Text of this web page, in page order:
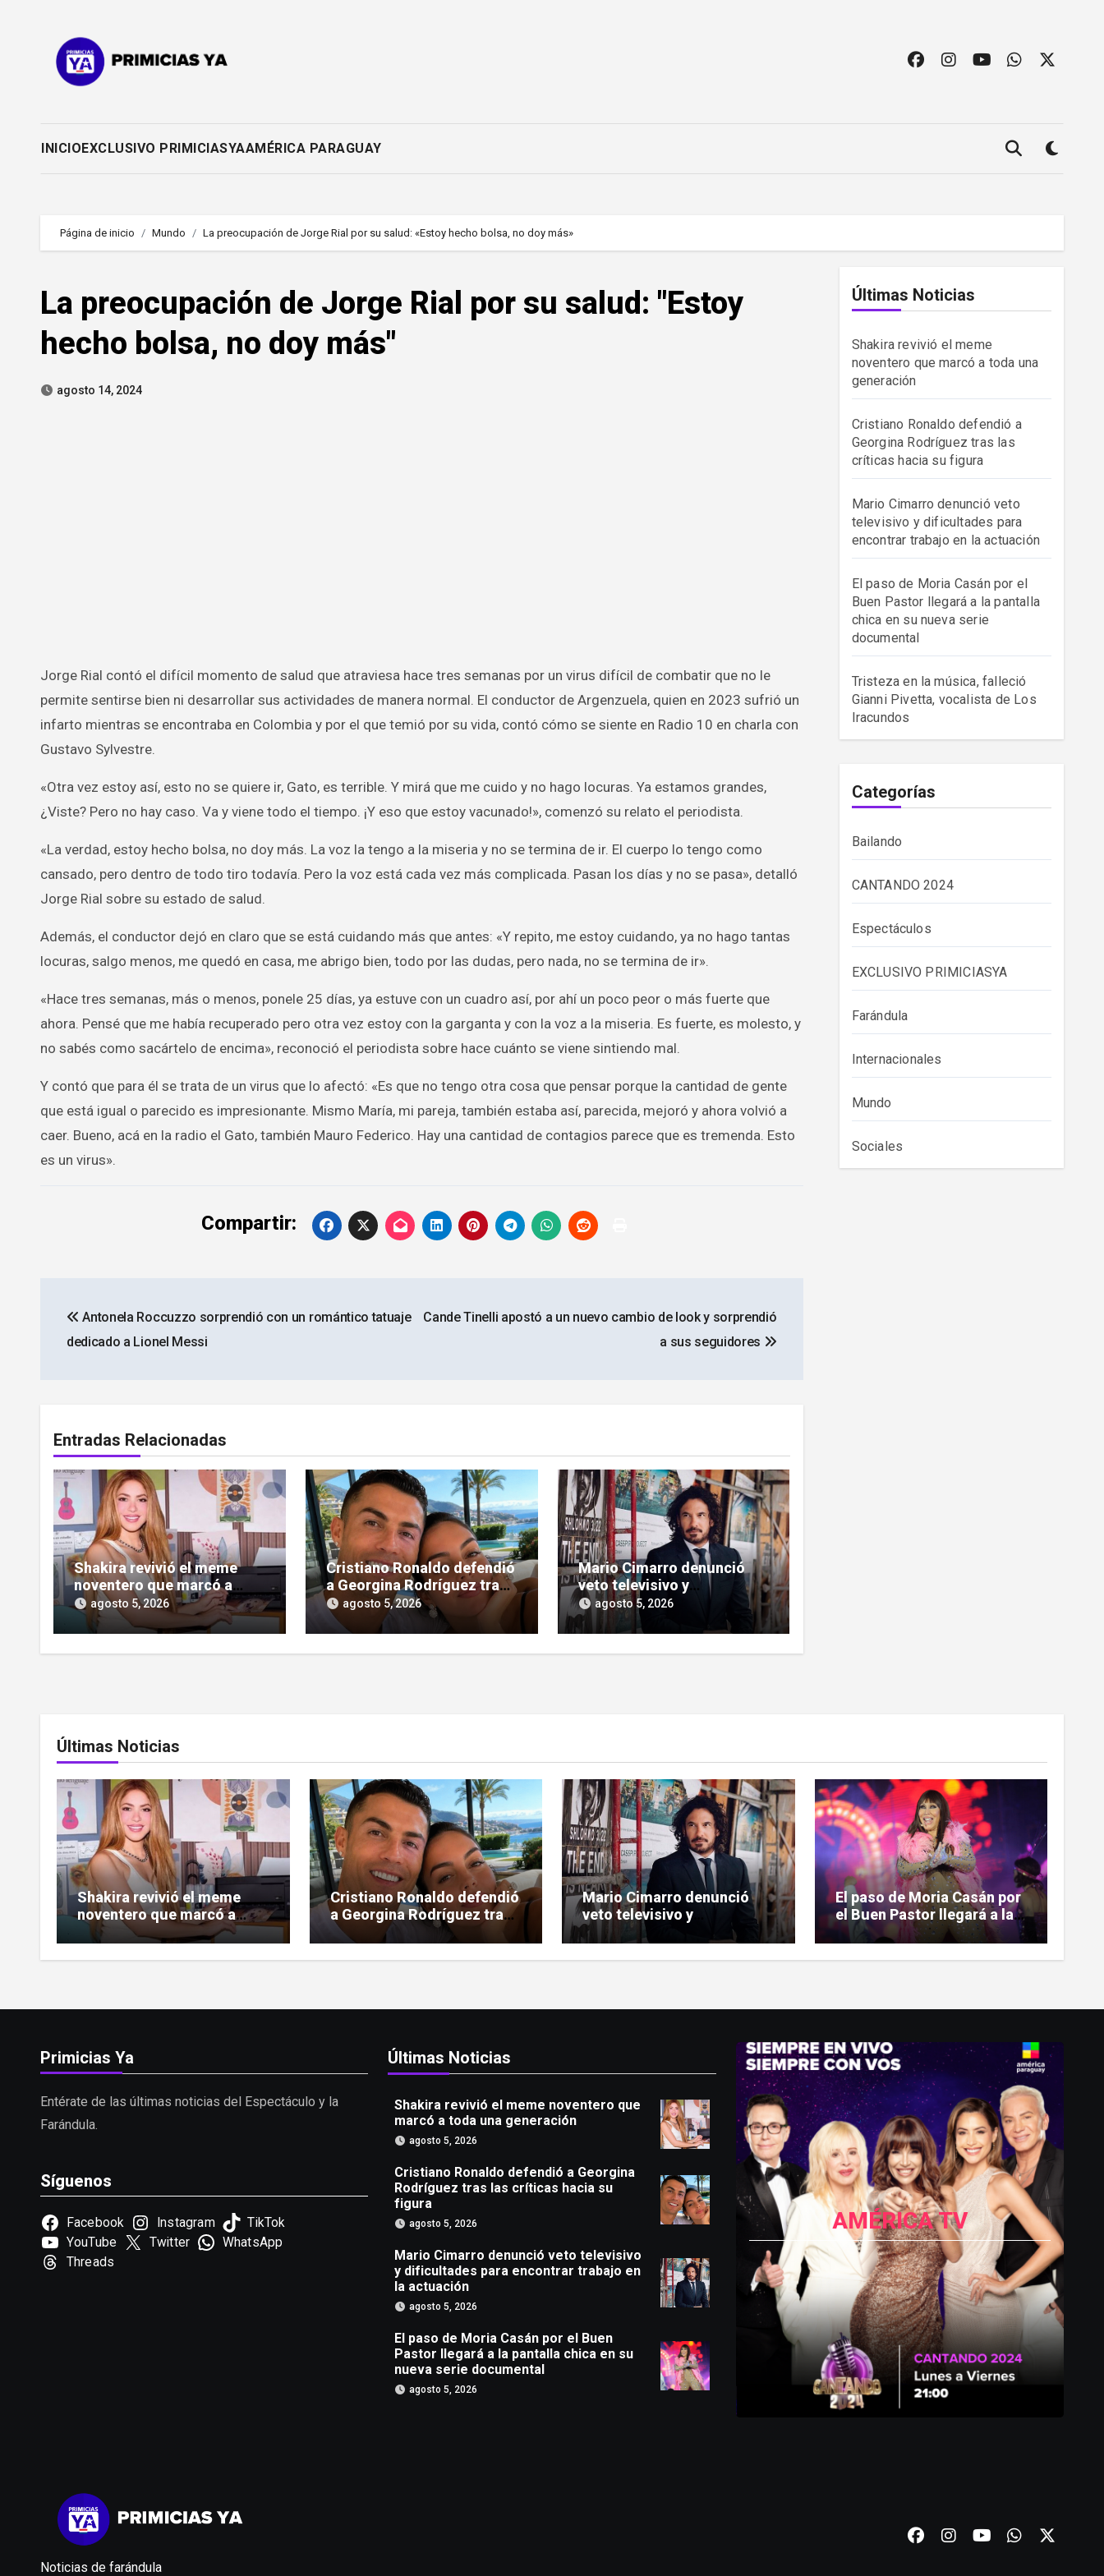
INICIOEXCLUSIVO PRIMICIASYAAMÉRICA PARAGUAY
Página de inicio Mundo La preocupación de Jorge Rial por su salud: «Estoy hecho bolsa, no doy más»
La preocupación de Jorge Rial por su salud: "Estoy
hecho bolsa, no doy más"
agosto 14, 2024
Jorge Rial contó el difícil momento de salud que atraviesa hace tres semanas por un virus difícil de combatir que no le
permite sentirse bien ni desarrollar sus actividades de manera normal. El conductor de Argenzuela, quien en 2023 sufrió un
infarto mientras se encontraba en Colombia y por el que temió por su vida, contó cómo se siente en Radio 10 en charla con
Gustavo Sylvestre.
«Otra vez estoy así, esto no se quiere ir, Gato, es terrible. Y mirá que me cuido y no hago locuras. Ya estamos grandes,
¿Viste? Pero no hay caso. Va y viene todo el tiempo. ¡Y eso que estoy vacunado!», comenzó su relato el periodista.
«La verdad, estoy hecho bolsa, no doy más. La voz la tengo a la miseria y no se termina de ir. El cuerpo lo tengo como
cansado, pero dentro de todo tiro todavía. Pero la voz está cada vez más complicada. Pasan los días y no se pasa», detalló
Jorge Rial sobre su estado de salud.
Además, el conductor dejó en claro que se está cuidando más que antes: «Y repito, me estoy cuidando, ya no hago tantas
locuras, salgo menos, me quedó en casa, me abrigo bien, todo por las dudas, pero nada, no se termina de ir».
«Hace tres semanas, más o menos, ponele 25 días, ya estuve con un cuadro así, por ahí un poco peor o más fuerte que
ahora. Pensé que me había recuperado pero otra vez estoy con la garganta y con la voz a la miseria. Es fuerte, es molesto, y
no sabés como sacártelo de encima», reconoció el periodista sobre hace cuánto se viene sintiendo mal.
Y contó que para él se trata de un virus que lo afectó: «Es que no tengo otra cosa que pensar porque la cantidad de gente
que está igual o parecido es impresionante. Mismo María, mi pareja, también estaba así, parecida, mejoró y ahora volvió a
caer. Bueno, acá en la radio el Gato, también Mauro Federico. Hay una cantidad de contagios parece que es tremenda. Esto
es un virus».
Compartir:
de
Antonela Roccuzzo sorprendió con un romántico tatuaje
dedicado a Lionel Messi
Cande Tinelli apostó a un nuevo cambio de look y sorprendió
a sus seguidores
Entradas Relacionadas
Shakira revivió el meme
noventero que marcó a
toda una generación
agosto 5, 2026
Cristiano Ronaldo defendió
a Georgina Rodríguez tras
las críticas hacia su figura
agosto 5, 2026
Mario Cimarro denunció
veto televisivo y
dificultades para encontrar
trabajo en la actuación
agosto 5, 2026
Últimas Noticias
Shakira revivió el meme
noventero que marcó a toda una
generación
Cristiano Ronaldo defendió a
Georgina Rodríguez tras las
críticas hacia su figura
Mario Cimarro denunció veto
televisivo y dificultades para
encontrar trabajo en la actuación
El paso de Moria Casán por el
Buen Pastor llegará a la pantalla
chica en su nueva serie
documental
Tristeza en la música, falleció
Gianni Pivetta, vocalista de Los
Iracundos
Categorías
Bailando
CANTANDO 2024
Espectáculos
EXCLUSIVO PRIMICIASYA
Farándula
Internacionales
Mundo
Sociales
Últimas Noticias
Shakira revivió el meme
noventero que marcó a
toda una generación
Cristiano Ronaldo defendió
a Georgina Rodríguez tras
las críticas hacia su figura
Mario Cimarro denunció
veto televisivo y
dificultades para encontrar
trabajo en la actuación
El paso de Moria Casán por
el Buen Pastor llegará a la
pantalla chica en su nueva
serie documental
Primicias Ya
Entérate de las últimas noticias del Espectáculo y la
Farándula.
Síguenos
Facebook Instagram
TikTok
YouTube
Twitter
WhatsApp
Threads
Últimas Noticias
Shakira revivió el meme noventero que
marcó a toda una generación
agosto 5, 2026
Cristiano Ronaldo defendió a Georgina
Rodríguez tras las críticas hacia su
figura
agosto 5, 2026
Mario Cimarro denunció veto televisivo
y dificultades para encontrar trabajo en
la actuación
agosto 5, 2026
El paso de Moria Casán por el Buen
Pastor llegará a la pantalla chica en su
nueva serie documental
agosto 5, 2026
AMÉRICA TV
Noticias de farándula